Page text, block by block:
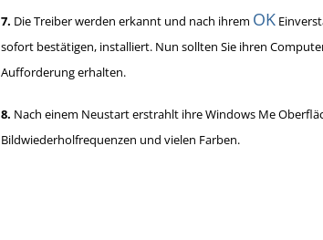
7. Die Treiber werden erkannt und nach ihrem OK
sofort bestätigen, installiert. Nun sollten Sie ihren
Aufforderung erhalten.
8. Nach einem Neustart erstrahlt ihre Windows Me
Bildwiederholfrequenzen und vielen Farben.